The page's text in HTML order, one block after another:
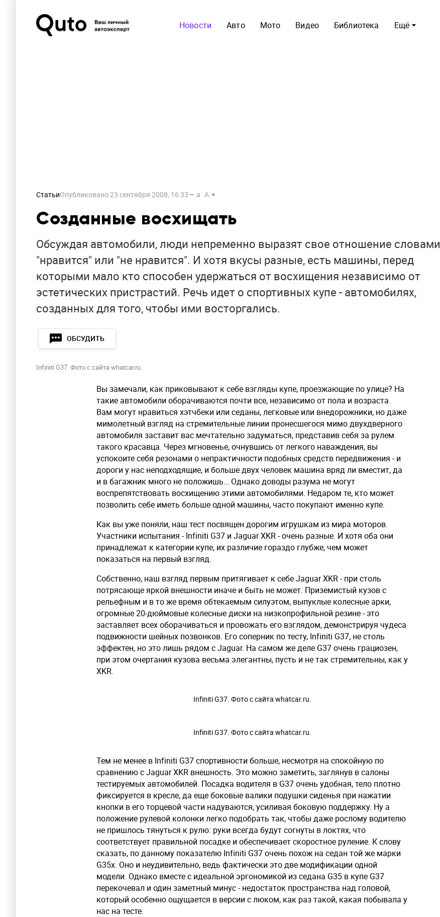
Ещё
Новости Авто Мото Видео Библиотека
СтатьиОпубликовано23 сентября 2008, 16:33 a A
Созданные восхищать
Обсуждая автомобили, люди непременно выразят свое отношение словами
"нравится" или "не нравится". И хотя вкусы разные, есть машины, перед
которыми мало кто способен удержаться от восхищения независимо от
эстетических пристрастий. Речь идет о спортивных купе - автомобилях,
созданных для того, чтобы ими восторгались.
ОБСУДИТЬ
Infiniti G37. Фото с сайта whatcar.ru.
Вы замечали, как приковывают к себе взгляды купе, проезжающие по улице? На
такие автомобили оборачиваются почти все, независимо от пола и возраста.
Вам могут нравиться хэтчбеки или седаны, легковые или внедорожники, но даже
мимолетный взгляд на стремительные линии пронесшегося мимо двухдверного
автомобиля заставит вас мечтательно задуматься, представив себя за рулем
такого красавца. Через мгновенье, очнувшись от легкого наваждения, вы
успокоите себя резонами о непрактичности подобных средств передвижения - и
дороги у нас неподходящие, и больше двух человек машина вряд ли вместит, да
и в багажник много не положишь… Однако доводы разума не могут
воспрепятствовать восхищению этими автомобилями. Недаром те, кто может
позволить себе иметь больше одной машины, часто покупают именно купе.
Как вы уже поняли, наш тест посвящен дорогим игрушкам из мира моторов.
Участники испытания - Infiniti G37 и Jaguar XKR - очень разные. И хотя оба они
принадлежат к категории купе, их различие гораздо глубже, чем может
показаться на первый взгляд.
Собственно, наш взгляд первым притягивает к себе Jaguar XKR - при столь
потрясающе яркой внешности иначе и быть не может. Приземистый кузов с
рельефным и в то же время обтекаемым силуэтом, выпуклые колесные арки,
огромные 20-дюймовые колесные диски на низкопрофильной резине - это
заставляет всех оборачиваться и провожать его взглядом, демонстрируя чудеса
подвижности шейных позвонков. Его соперник по тесту, Infiniti G37, не столь
эффектен, но это лишь рядом с Jaguar. На самом же деле G37 очень грациозен,
при этом очертания кузова весьма элегантны, пусть и не так стремительны, как у
XKR.
Infiniti G37. Фото с сайта whatcar.ru.
Infiniti G37. Фото с сайта whatcar.ru.
Тем не менее в Infiniti G37 спортивности больше, несмотря на спокойную по
сравнению с Jaguar XKR внешность. Это можно заметить, заглянув в салоны
тестируемых автомобилей. Посадка водителя в G37 очень удобная, тело плотно
фиксируется в кресле, да еще боковые валики подушки сиденья при нажатии
кнопки в его торцевой части надуваются, усиливая боковую поддержку. Ну а
положение рулевой колонки легко подобрать так, чтобы даже рослому водителю
не пришлось тянуться к рулю: руки всегда будут согнуты в локтях, что
соответствует правильной посадке и обеспечивает скоростное руление. К слову
сказать, по данному показателю Infiniti G37 очень похож на седан той же марки
G35x. Оно и неудивительно, ведь фактически это две модификации одной
модели. Однако вместе с идеальной эргономикой из седана G35 в купе G37
перекочевал и один заметный минус - недостаток пространства над головой,
который особенно ощущается в версии с люком, как раз такой, какая побывала у
нас на тесте.